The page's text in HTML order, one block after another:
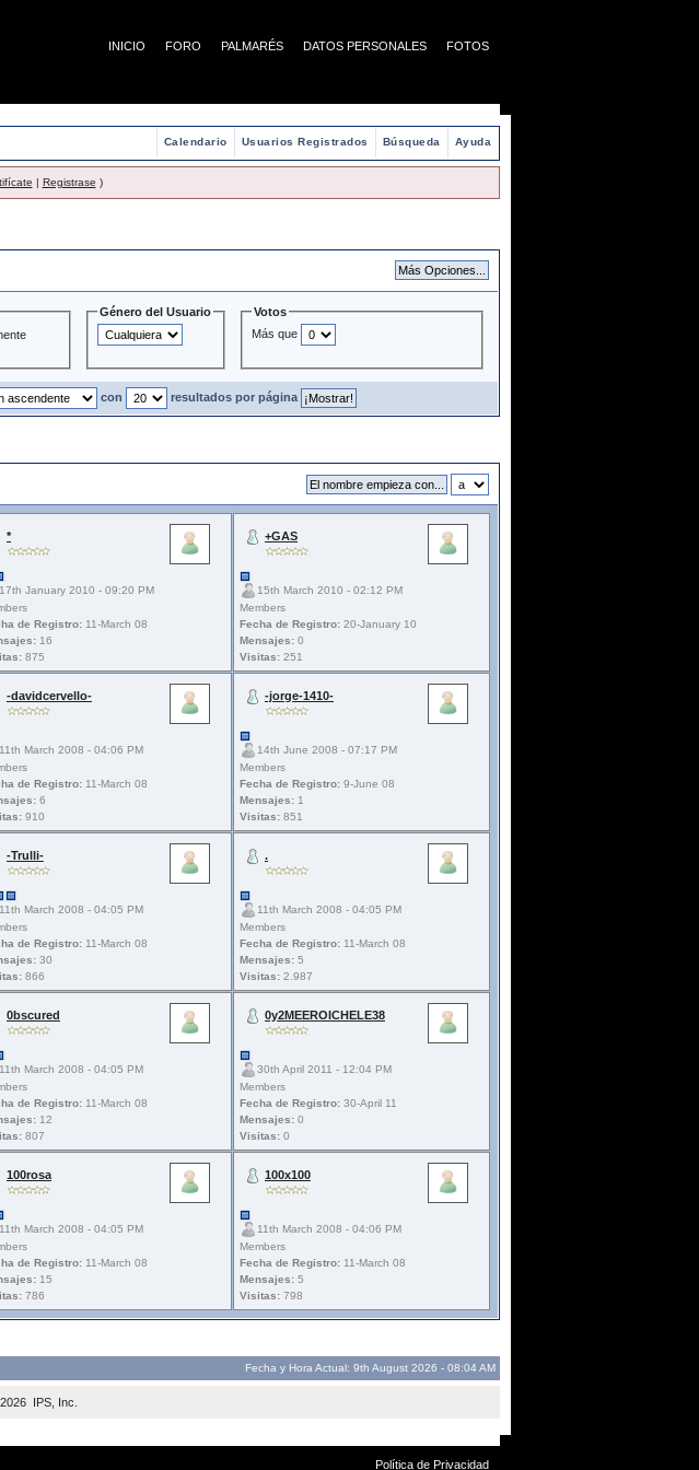
INICIO FORO PALMARÉS DATOS PERSONALES FOTOS
Ayuda
Búsqueda
Usuarios Registrados
Calendario
| Registrase )
Género del Usuario
Votos
Más que
con resultados por página
*
17th January 2010 - 09:20 PM
de Registro: 11-March 08
16
875
+GAS
15th March 2010 - 02:12 PM
Members
Fecha de Registro: 20-January 10
Mensajes: 0
Visitas: 251
-davidcervello-
11th March 2008 - 04:06 PM
de Registro: 11-March 08
6
910
-jorge-1410-
14th June 2008 - 07:17 PM
Members
Fecha de Registro: 9-June 08
Mensajes: 1
Visitas: 851
-Trulli-
11th March 2008 - 04:05 PM
de Registro: 11-March 08
30
866
.
11th March 2008 - 04:05 PM
Members
Fecha de Registro: 11-March 08
Mensajes: 5
Visitas: 2.987
0bscured
11th March 2008 - 04:05 PM
de Registro: 11-March 08
12
807
0y2MEEROICHELE38
30th April 2011 - 12:04 PM
Members
Fecha de Registro: 30-April 11
Mensajes: 0
Visitas: 0
100rosa
11th March 2008 - 04:05 PM
de Registro: 11-March 08
15
786
100x100
11th March 2008 - 04:06 PM
Members
Fecha de Registro: 11-March 08
Mensajes: 5
Visitas: 798
Fecha y Hora Actual: 9th August 2026 - 08:04 AM
IPS, Inc
Política de Privacidad